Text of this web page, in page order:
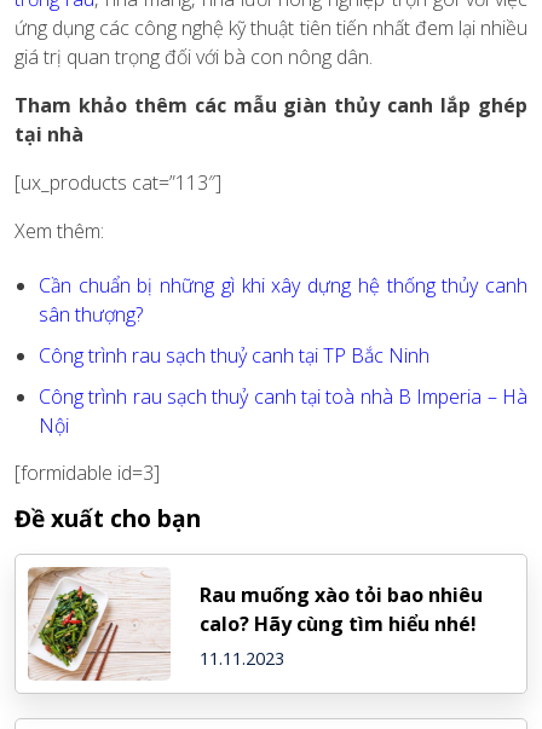
ứng dụng các công nghệ kỹ thuật tiên tiến nhất đem lại nhiều
giá trị quan trọng đối với bà con nông dân.
Tham khảo thêm các mẫu giàn thủy canh lắp ghép
tại nhà
[ux_products cat=”113″]
Xem thêm:
Cần chuẩn bị những gì khi xây dựng hệ thống thủy canh
sân thượng?
Công trình rau sạch thuỷ canh tại TP Bắc Ninh
Công trình rau sạch thuỷ canh tại toà nhà B Imperia – Hà
Nội
[formidable id=3]
Đề xuất cho bạn
Rau muống xào tỏi bao nhiêu
calo? Hãy cùng tìm hiểu nhé!
11.11.2023